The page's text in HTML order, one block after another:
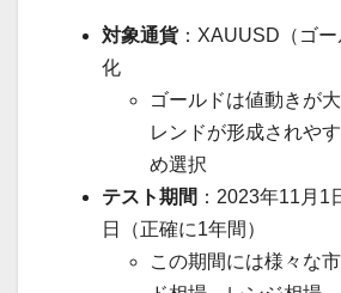
対象通貨：XAUUSD（ゴ
化
ゴールドは値動きが
レンドが形成されや
め選択
テスト期間 ：2023年11月1
日（正確に1年間）
この期間には様々な